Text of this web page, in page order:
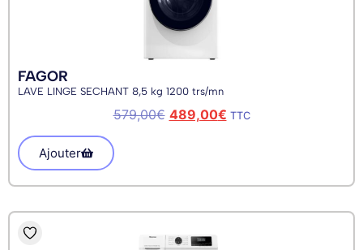
FAGOR
LAVE LINGE SECHANT 8,5 kg 1200 trs/mn
579,00€ 489,00€ TTC
Ajouter